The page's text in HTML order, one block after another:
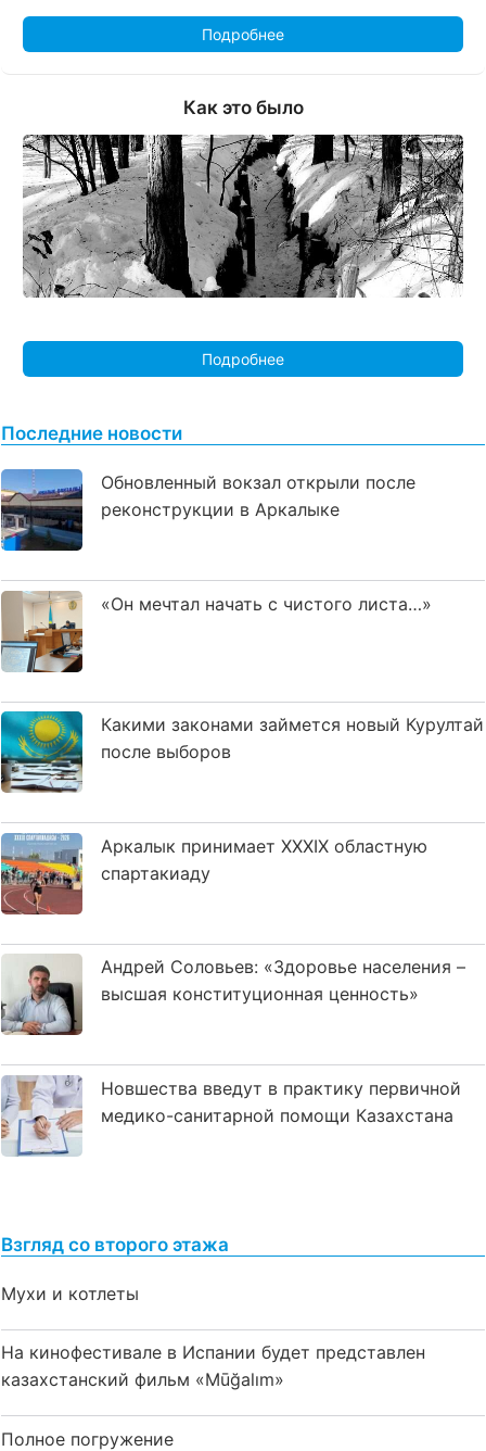
Подробнее
Как это было
Подробнее
Последние новости
Обновленный вокзал открыли после
реконструкции в Аркалыке
«Он мечтал начать с чистого листа…»
Какими законами займется новый Курултай
после выборов
Аркалык принимает XXXIX областную
спартакиаду
Андрей Соловьев: «Здоровье населения –
высшая конституционная ценность»
Новшества введут в практику первичной
медико-санитарной помощи Казахстана
Взгляд со второго этажа
Мухи и котлеты
На кинофестивале в Испании будет представлен
казахстанский фильм «Mūğalım»
Полное погружение